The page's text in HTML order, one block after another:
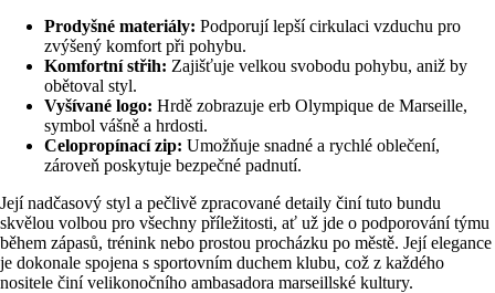
Prodyšné materiály: Podporují lepší cirkulaci vzduchu pro
zvýšený komfort při pohybu.
Komfortní střih: Zajišťuje velkou svobodu pohybu, aniž by
obětoval styl.
Vyšívané logo: Hrdě zobrazuje erb Olympique de Marseille,
symbol vášně a hrdosti.
Celopropínací zip: Umožňuje snadné a rychlé oblečení,
zároveň poskytuje bezpečné padnutí.
Její nadčasový styl a pečlivě zpracované detaily činí tuto bundu
skvělou volbou pro všechny příležitosti, ať už jde o podporování týmu
během zápasů, trénink nebo prostou procházku po městě. Její elegance
je dokonale spojena s sportovním duchem klubu, což z každého
nositele činí velikonočního ambasadora marseillské kultury.